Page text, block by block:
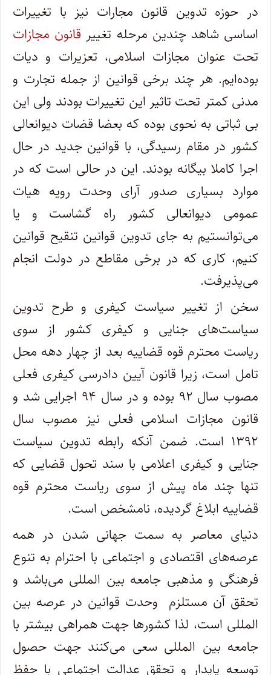
در حوزه تدوین قانون مجارات نیز با تغییرات
اساسی شاهد چندین مرحله تغییر قانون مجازات
تحت عنوان مجازات اسلامی، تعزیرات و دیات
بوده‌ایم. هر چند برخی قوانین از جمله تجارت و
مدنی کمتر تحت تاثیر این تغییرات بودند ولی این
بی ثباتی به‌ نحوی بوده که بعضا قضات دیوانعالی
کشور در مقام رسیدگی، با قوانین جدید در حال
اجرا کاملا بیگانه بودند. این در حالی است که در
موارد بسیاری صدور آرای وحدت رویه هیات
عمومی دیوانعالی کشور راه گشاست و یا
می‌توانستیم به جای تدوین قوانین تنقیح قوانین
کنیم، کاری که در برخی مقاطع در دولت انجام
می‌پذیرفت.
سخن از تغییر سیاست کیفری و طرح تدوین
سیاست‌های جنایی و کیفری کشور از سوی
ریاست محترم قوه قضاییه بعد از چهار دهه محل
تامل است، زیرا قانون آیین دادرسی کیفری فعلی
مصوب سال ۹۲ بوده و در سال ۹۴ اجرایی شد و
قانون‌ مجازات اسلامی فعلی نیز مصوب سال
۱۳۹۲ است. ضمن آنکه رابطه تدوین سیاست
جنایی و کیفری اعلامی با سند تحول قضایی که
تنها چند ماه پیش از سوی ریاست محترم قوه
قضاییه ابلاغ گردیده، نامشخص است.
دنیای معاصر به سمت جهانی شدن در همه
عرصه‌های اقتصادی و اجتماعی با احترام به تنوع
فرهنگی و مذهبی جامعه بین المللی می‌باشد و
تحقق آن مستلزم وحدت قوانین در عرصه بین
المللی است، لذا کشورها جهت همراهی بیشتر با
جامعه بین المللی سعی می‌کنند جهت حصول
توسعه پایدار و تحقق عدالت اجتماعی با حفظ